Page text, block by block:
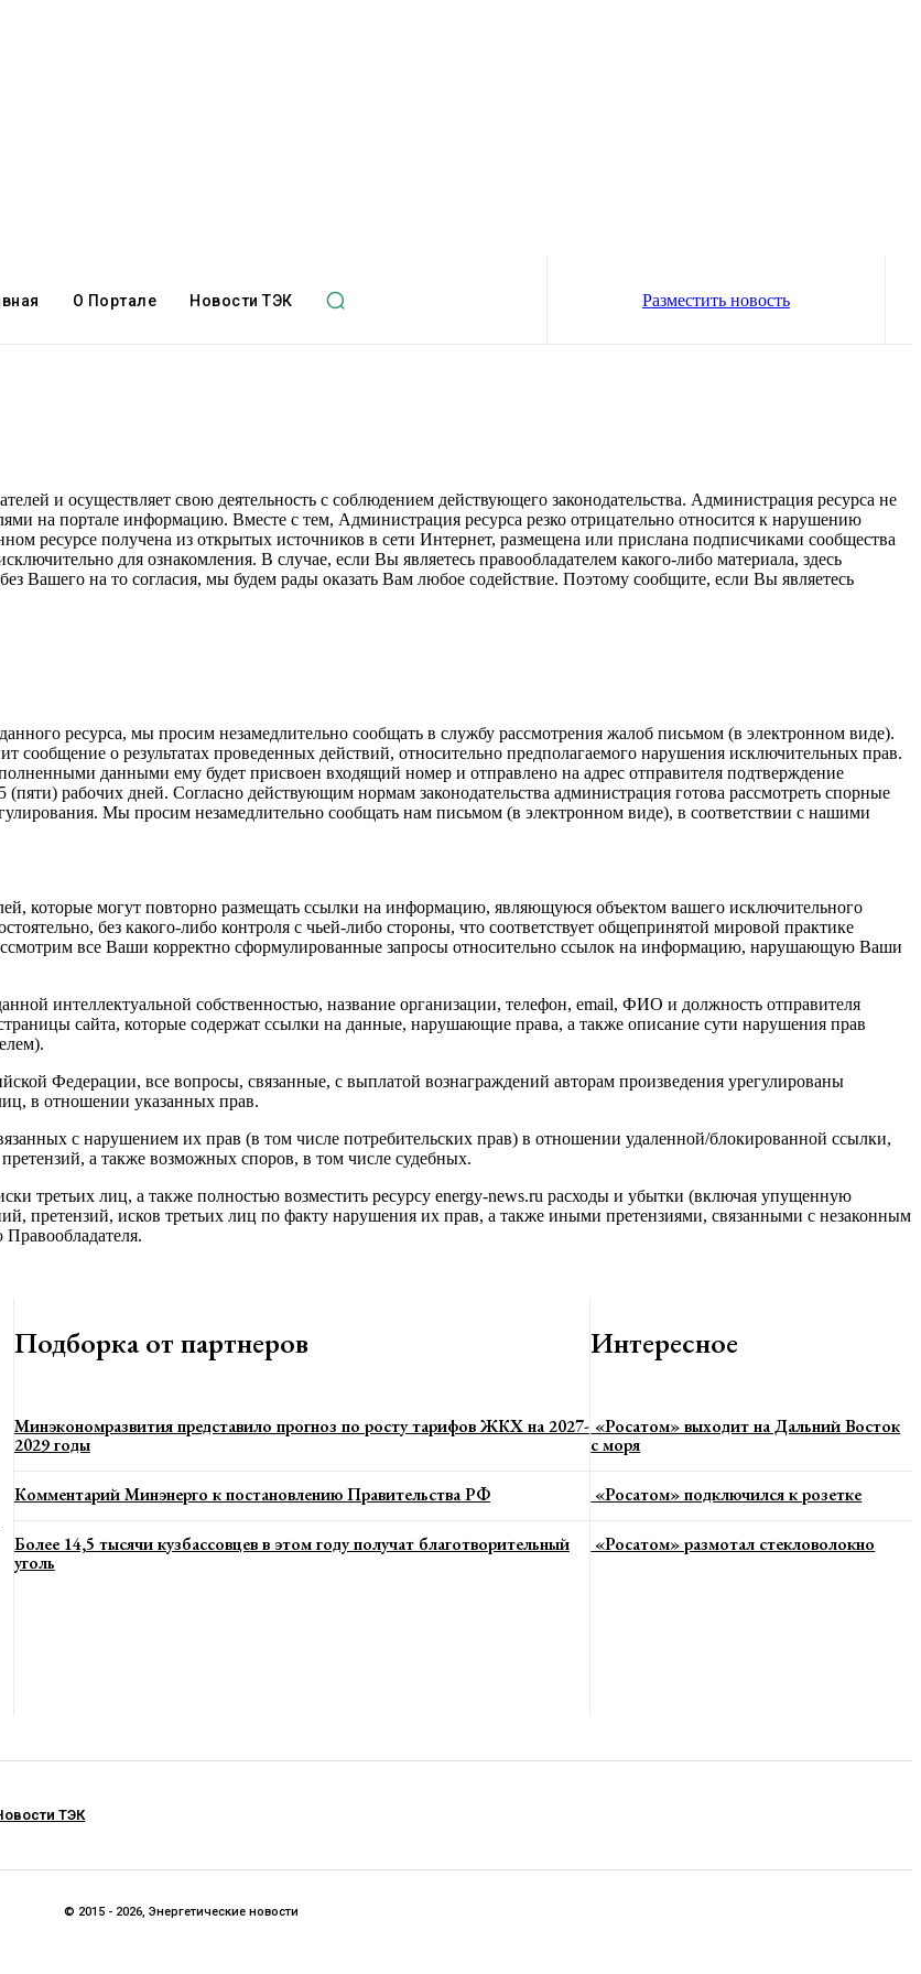
О Портале Новости ТЭК Разместить новость
и осуществляет свою деятельность с соблюдением действующего законодательства. Администрация ресурса не
на портале информацию. Вместе с тем, Администрация ресурса резко отрицательно относится к нарушению
ресурсе получена из открытых источников в сети Интернет, размещена или прислана подписчиками сообщества
для ознакомления. В случае, если Вы являетесь правообладателем какого-либо материала, здесь
Вашего на то согласия, мы будем рады оказать Вам любое содействие. Поэтому сообщите, если Вы являетесь
ресурса, мы просим незамедлительно сообщать в службу рассмотрения жалоб письмом (в электронном виде).
сообщение о результатах проведенных действий, относительно предполагаемого нарушения исключительных прав.
данными ему будет присвоен входящий номер и отправлено на адрес отправителя подтверждение
рабочих дней. Согласно действующим нормам законодательства администрация готова рассмотреть спорные
Мы просим незамедлительно сообщать нам письмом (в электронном виде), в соответствии с нашими
которые могут повторно размещать ссылки на информацию, являющуюся объектом вашего исключительного
без какого-либо контроля с чьей-либо стороны, что соответствует общепринятой мировой практике
все Ваши корректно сформулированные запросы относительно ссылок на информацию, нарушающую Ваши
интеллектуальной собственностью, название организации, телефон, email, ФИО и должность отправителя
сайта, которые содержат ссылки на данные, нарушающие права, а также описание сути нарушения прав
Федерации, все вопросы, связанные, с выплатой вознаграждений авторам произведения урегулированы
в отношении указанных прав.
с нарушением их прав (в том числе потребительских прав) в отношении удаленной/блокированной ссылки,
а также возможных споров, в том числе судебных.
третьих лиц, а также полностью возместить ресурсу energy-news.ru расходы и убытки (включая упущенную
претензий, исков третьих лиц по факту нарушения их прав, а также иными претензиями, связанными с незаконным
Подборка от партнеров
Минэкономразвития представило прогноз по росту тарифов ЖКХ на 2027-
2029 годы
Комментарий Минэнерго к постановлению Правительства РФ
Более 14,5 тысячи кузбассовцев в этом году получат благотворительный
уголь
Интересное
«Росатом» выходит на Дальний Восток
с моря
«Росатом» подключился к розетке
«Росатом» размотал стекловолокно
ТЭК
© 2015 - 2026, Энергетические новости